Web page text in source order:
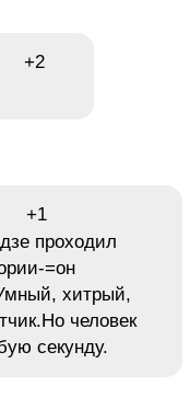
+2
+1
проходил
=он
хитрый,
человек
секунду.